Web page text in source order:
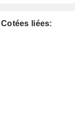
liées: